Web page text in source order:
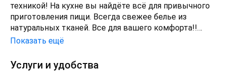
техникой! На кухне вы найдёте всё для привычного
приготовления пищи. Всегда свежее белье из
натуральных тканей. Все для вашего комфорта!!
Квартира с совмещенным сан-узлом. Разместить
Залог в размере 1000 рублей, при соблюдении
пунктов договора возвращается. Заселение в
Показать ещё
Услуги и удобства